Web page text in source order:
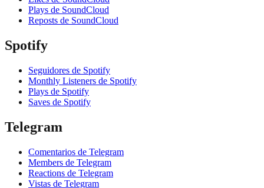
Plays de SoundCloud
Reposts de SoundCloud
Spotify
Seguidores de Spotify
Monthly Listeners de Spotify
Plays de Spotify
Saves de Spotify
Telegram
Comentarios de Telegram
Members de Telegram
Reactions de Telegram
Vistas de Telegram